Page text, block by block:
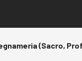
(Sacro,